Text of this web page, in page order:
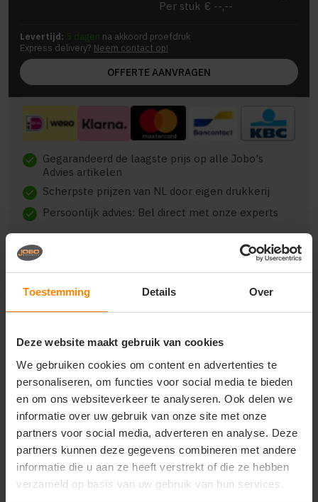
Toestemming Details Over
Deze website maakt gebruik van cookies
We gebruiken cookies om content en advertenties te
personaliseren, om functies voor social media te bieden
en om ons websiteverkeer te analyseren. Ook delen we
informatie over uw gebruik van onze site met onze
partners voor social media, adverteren en analyse. Deze
partners kunnen deze gegevens combineren met andere
informatie die u aan ze heeft verstrekt of die ze hebben
verzameld op basis van uw gebruik van hun services.
Per stuk € --,--
Levertijd: 5 dagen na akkoord proefdruk
Express delivery? Neem contact op!
OFFERTE AANVRAGEN
check Gegarandeerd de laagste prijs op alle Jobo's
Advies artikelen
check Scherpste prijzen van NL door eigen drukkerij
check Persoonlijk advies: Bel direct met onze experts
{"qty":15,"clr":"Abbey Stone","szs":{"M":15},"prnts":
[]}
Vragen? Neem contact
op met onze
klantenservice